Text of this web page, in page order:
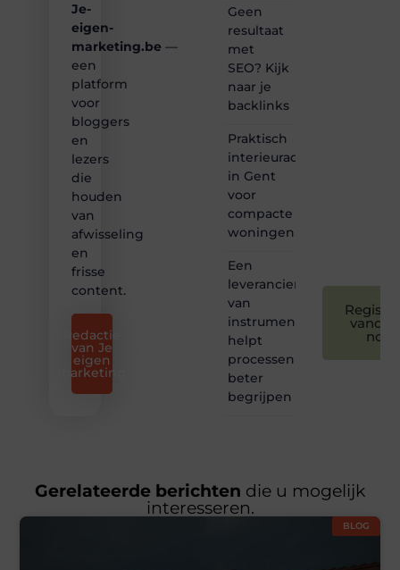
Je-
eigen-
marketing.be —
een
platform
voor
bloggers
en
lezers
die
houden
van
afwisseling
en
frisse
content.
Redactie
van Je
eigen
marketing
Geen
resultaat
met
SEO? Kijk
naar je
backlinks
Praktisch
interieuradvies
in Gent
voor
compacte
woningen
Een
leverancier
van
instrumentatie
helpt
processen
beter
begrijpen
nog
Gerelateerde berichten die u mogelijk
interesseren.
BLOG